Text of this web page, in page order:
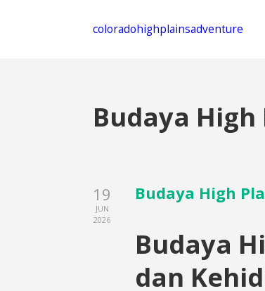
coloradohighplainsadventure
Budaya High
19
JUN
2026
Budaya High
Budaya
dan